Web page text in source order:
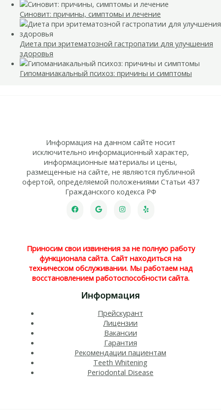
Синовит: причины, симптомы и лечение
Диета при эритематозной гастропатии для улучшения
здоровья
Гипоманиакальный психоз: причины и симптомы
Информация на данном сайте носит
исключительно информационный характер,
информационные материалы и цены,
размещенные на сайте, не являются публичной
офертой, определяемой положениями Статьи 437
Гражданского кодекса РФ
Приносим свои извинения за не полную работу
функционала сайта. Сайт находиться на
техническом обслуживании. Мы работаем над
восстановлением работоспособности сайта.
Информация
Прейскурант
Лицензии
Вакансии
Гарантия
Рекомендации пациентам
Teeth Whitening​
Periodontal Disease​